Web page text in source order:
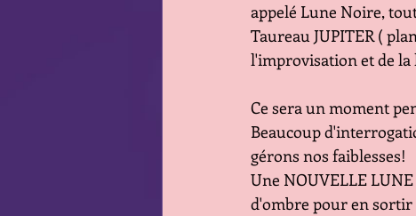
appelé Lune Noire,
Taureau JUPITER (
l'improvisation et de
Ce sera un moment
Beaucoup
gérons nos faiblesses!
Une NOUVELLE
d'ombre pour en